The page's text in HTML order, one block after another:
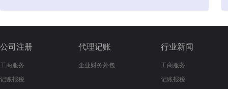
公司注册
工商服务
记账报税
代理记账
企业财务外包
行业新闻
工商服务
记账报税